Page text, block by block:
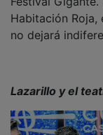
parroquial de la
de la Sierra, por
belleza y el
al Castillo de
incluye
contemporánea,